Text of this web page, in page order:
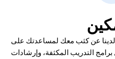
عن كثب معك لمساعدتك على
التدريب المكثفة، وإرشادات